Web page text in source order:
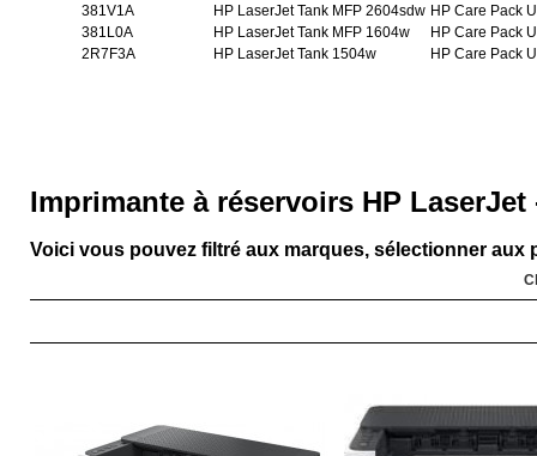
381V1A
HP LaserJet Tank MFP 2604sdw HP Care Pack
381L0A
HP LaserJet Tank MFP 1604w
HP Care Pack
2R7F3A
HP LaserJet Tank 1504w HP Care Pack
Imprimante à réservoirs HP LaserJet
Voici vous pouvez filtré aux marques, sélectionner aux